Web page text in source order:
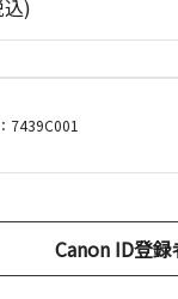
)
7439C001
Canon ID登